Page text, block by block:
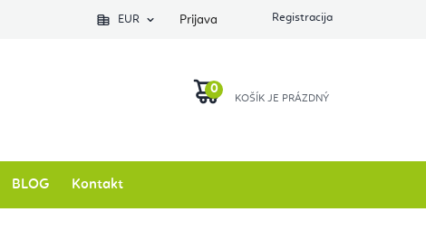
EUR Prijava
BLOG Kontakt